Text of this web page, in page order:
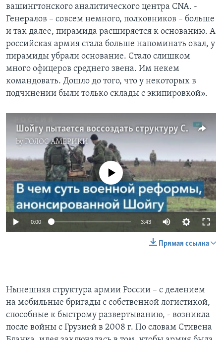
вашингтонского аналитического центра CNA. -
Генералов – совсем немного, полковников – больше
и так далее, пирамида расширяется к основанию. А
российская армия стала больше напоминать овал, у
пирамиды убрали основание. Стало слишком
много офицеров среднего звена. Им некем
командовать. Дошло до того, что у некоторых в
подчинении были только склады с экипировкой».
Шойгу пытается воссоздать структуру Советской армии, считают американские военные эксперты
byГОЛОС АМЕРИКИ
No media source currently available
0:00 3:43
Прямая ссылка
Нынешняя структура армии России – с делением
на мобильные бригады с собственной логистикой,
способные к быстрому развертыванию, - возникла
после войны с Грузией в 2008 г. По словам Стивена